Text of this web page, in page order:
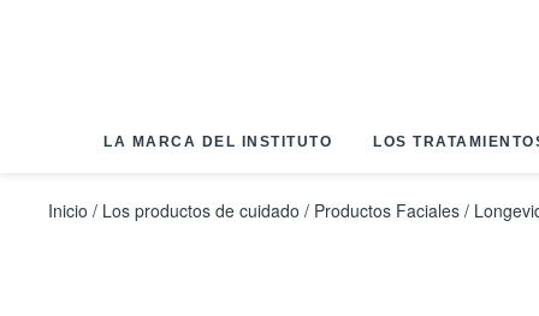
LA MARCA DEL INSTITUTO LOS
Inicio / Los productos de cuidado / Productos Faciales /